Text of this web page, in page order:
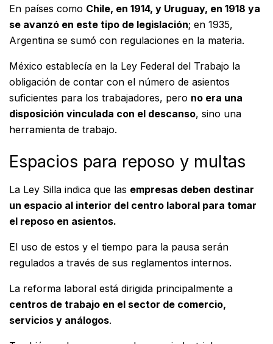
En países como Chile, en 1914, y Uruguay, en 1918 ya
se avanzó en este tipo de legislación; en 1935,
Argentina se sumó con regulaciones en la materia.
México establecía en la Ley Federal del Trabajo la
obligación de contar con el número de asientos
suficientes para los trabajadores, pero no era una
disposición vinculada con el descanso, sino una
herramienta de trabajo.
Espacios para reposo y multas
La Ley Silla indica que las empresas deben destinar
un espacio al interior del centro laboral para tomar
el reposo en asientos.
El uso de estos y el tiempo para la pausa serán
regulados a través de sus reglamentos internos.
La reforma laboral está dirigida principalmente a
centros de trabajo en el sector de comercio,
servicios y análogos.